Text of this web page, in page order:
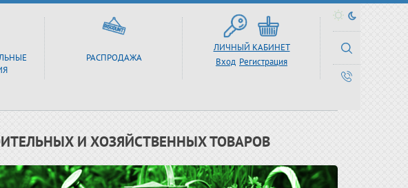
РАСПРОДАЖА
ЛИЧНЫЙ КАБИНЕТ
Вход Регистрация
И ХОЗЯЙСТВЕННЫХ ТОВАРОВ